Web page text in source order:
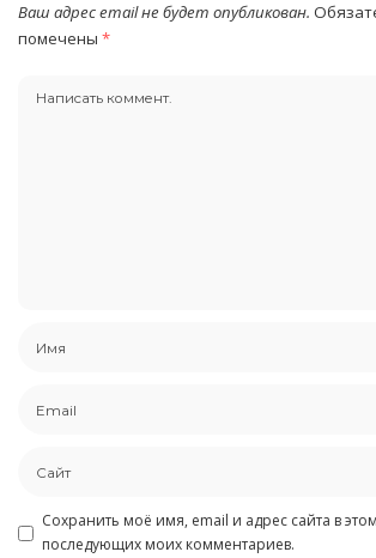
Ваш адрес email не будет опубликован.
помечены *
Сохранить моё имя, email и адрес сайта в
последующих моих комментариев.